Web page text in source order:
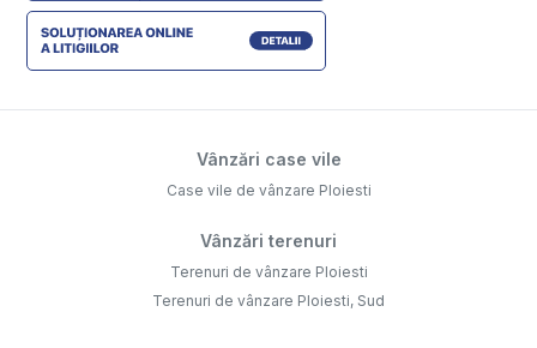
Vânzări case vile
Case vile de vânzare Ploiesti
Vânzări terenuri
Terenuri de vânzare Ploiesti
Terenuri de vânzare Ploiesti, Sud